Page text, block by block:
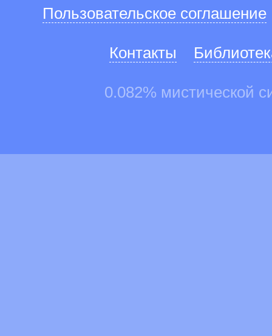
Пользовательское соглашение
Контакты
0.082% мистической